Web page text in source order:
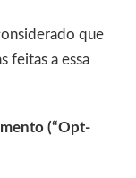
que
feitas a essa
(“Opt-